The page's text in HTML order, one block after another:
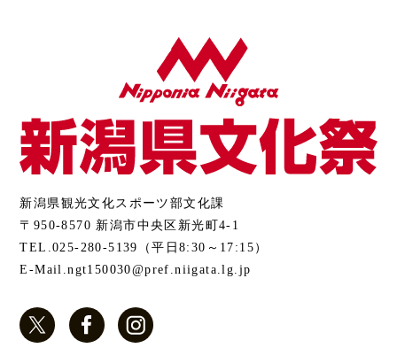
新潟県観光文化スポーツ部文化課
〒950-8570 新潟市中央区新光町4-1
TEL.025-280-5139（平日8:30～17:15）
E-Mail.ngt150030@pref.niigata.lg.jp